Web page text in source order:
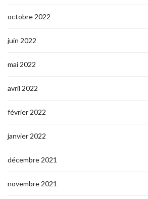
octobre 2022
juin 2022
mai 2022
avril 2022
février 2022
janvier 2022
décembre 2021
novembre 2021